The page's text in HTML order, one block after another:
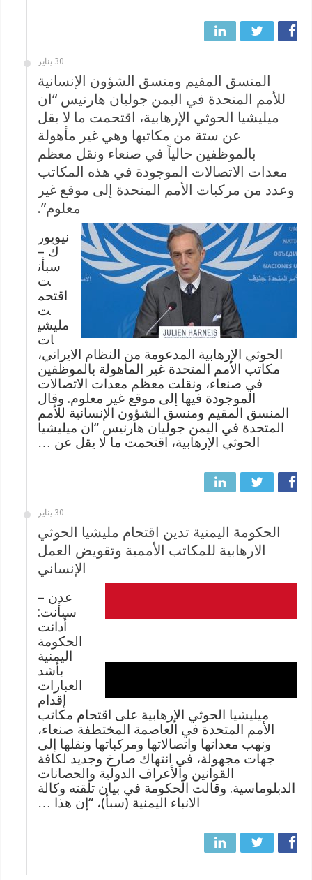
30 يناير
المنسق المقيم ومنسق الشؤون الإنسانية
للأمم المتحدة في اليمن جوليان هارنيس “ان
ميليشيا الحوثي الإرهابية، اقتحمت ما لا يقل
عن ستة من مكاتبها وهي غير مأهولة
بالموظفين حالياً في صنعاء ونقل معظم
معدات الاتصالات الموجودة في هذه المكاتب
وعدد من مركبات الأمم المتحدة إلى موقع غير
معلوم”.
نيويور
ك –
سبأن
ت
اقتحم
ت
مليشي
ات
الحوثي الإرهابية المدعومة من النظام الايراني،
مكاتب الأمم المتحدة غير المأهولة بالموظفين
في صنعاء، ونقلت معظم معدات الاتصالات
الموجودة فيها إلى موقع غير معلوم. وقال
المنسق المقيم ومنسق الشؤون الإنسانية للأمم
المتحدة في اليمن جوليان هارنيس “ان ميليشيا
الحوثي الإرهابية، اقتحمت ما لا يقل عن …
30 يناير
الحكومة اليمنية تدين اقتحام مليشيا الحوثي
الارهابية للمكاتب الأممية وتقويض العمل
الإنساني
عدن –
سبأنت:
أدانت
الحكومة
اليمنية
بأشد
العبارات
إقدام
ميليشيا الحوثي الإرهابية على اقتحام مكاتب
الأمم المتحدة في العاصمة المختطفة صنعاء،
ونهب معداتها واتصالاتها ومركباتها ونقلها إلى
جهات مجهولة، في انتهاك صارخ وجديد لكافة
القوانين والأعراف الدولية والحصانات
الدبلوماسية. وقالت الحكومة في بيان تلقته وكالة
الانباء اليمنية (سبأ)، “إن هذا …